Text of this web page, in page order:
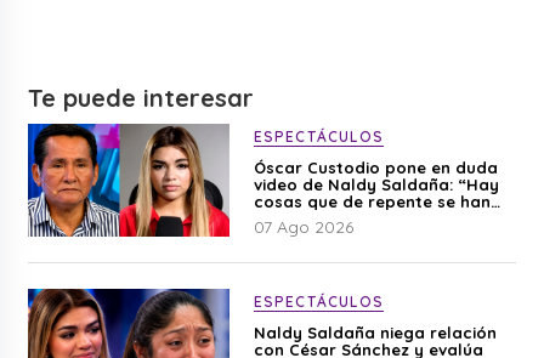
Te puede interesar
ESPECTÁCULOS
Óscar Custodio pone en duda
video de Naldy Saldaña: “Hay
cosas que de repente se han
editado”
07 Ago 2026
ESPECTÁCULOS
Naldy Saldaña niega relación
con César Sánchez y evalúa